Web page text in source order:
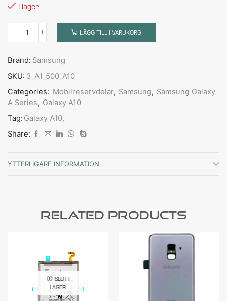
I lager
LÄGG TILL I VARUKORG
Brand: Samsung
SKU: 3_A1_500_A10
Categories: Mobilreservdelar, Samsung, Samsung Galaxy
A Series, Galaxy A10
Tag: Galaxy A10,
Share:
YTTERLIGARE INFORMATION
Related Products
SLUT I
LAGER